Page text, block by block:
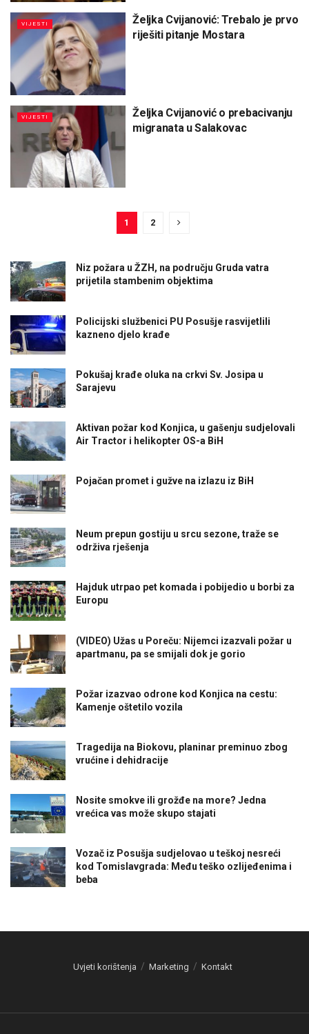
VIJESTI
Željka Cvijanović: Trebalo je prvo
riješiti pitanje Mostara
VIJESTI
Željka Cvijanović o prebacivanju
migranata u Salakovac
1 2
Niz požara u ŽZH, na području Gruda vatra
prijetila stambenim objektima
Policijski službenici PU Posušje rasvijetlili
kazneno djelo krađe
Pokušaj krađe oluka na crkvi Sv. Josipa u
Sarajevu
Aktivan požar kod Konjica, u gašenju sudjelovali
Air Tractor i helikopter OS-a BiH
Pojačan promet i gužve na izlazu iz BiH
Neum prepun gostiju u srcu sezone, traže se
održiva rješenja
Hajduk utrpao pet komada i pobijedio u borbi za
Europu
(VIDEO) Užas u Poreču: Nijemci izazvali požar u
apartmanu, pa se smijali dok je gorio
Požar izazvao odrone kod Konjica na cestu:
Kamenje oštetilo vozila
Tragedija na Biokovu, planinar preminuo zbog
vrućine i dehidracije
Nosite smokve ili grožđe na more? Jedna
vrećica vas može skupo stajati
Vozač iz Posušja sudjelovao u teškoj nesreći
kod Tomislavgrada: Među teško ozlijeđenima i
beba
Uvjeti korištenja Marketing Kontakt